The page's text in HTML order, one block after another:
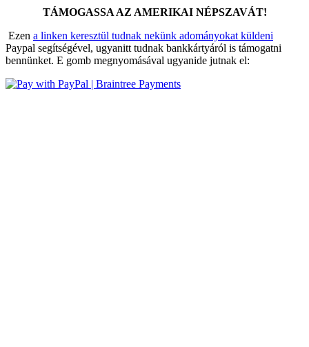
TÁMOGASSA AZ AMERIKAI NÉPSZAVÁT!
Ezen a linken keresztül tudnak nekünk adományokat küldeni
Paypal segítségével, ugyanitt tudnak bankkártyáról is támogatni
bennünket. E gomb megnyomásával ugyanide jutnak el: